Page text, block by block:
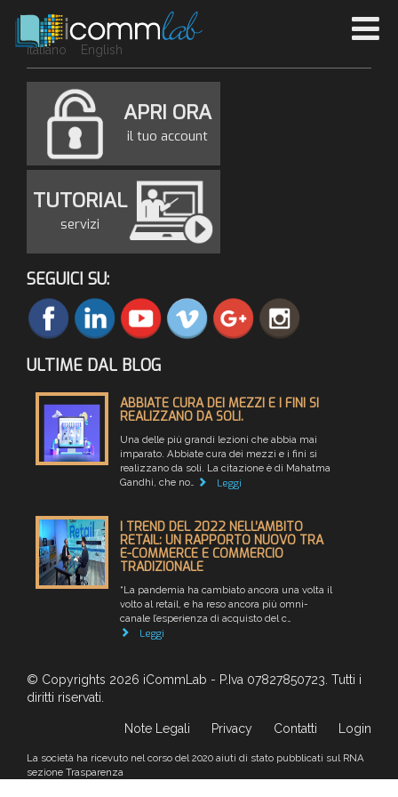
Italiano English
APRI ORA
il tuo account
TUTORIAL
servizi
SEGUICI SU:
ULTIME DAL BLOG
ABBIATE CURA DEI MEZZI E I FINI SI
REALIZZANO DA SOLI.
Una delle più grandi lezioni che abbia mai
imparato. Abbiate cura dei mezzi e i fini si
realizzano da soli. La citazione è di Mahatma
Gandhi, che no…
Leggi
I TREND DEL 2022 NELL’AMBITO
RETAIL: UN RAPPORTO NUOVO TRA
E-COMMERCE E COMMERCIO
TRADIZIONALE
“La pandemia ha cambiato ancora una volta il
volto al retail, e ha reso ancora più omni-
canale l’esperienza di acquisto del c…
Leggi
© Copyrights 2026 iCommLab - P.Iva 07827850723. Tutti i
diritti riservati.
Note Legali Privacy Contatti Login
La società ha ricevuto nel corso del 2020 aiuti di stato pubblicati sul RNA
sezione Trasparenza